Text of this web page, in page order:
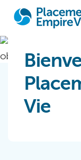
Skip to main
Vie